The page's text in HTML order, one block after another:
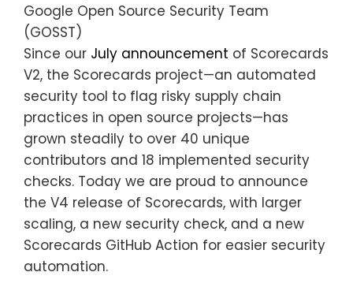
Google Open Source Security Team
(GOSST)
Since our July announcement of Scorecards
V2, the Scorecards project—an automated
security tool to flag risky supply chain
practices in open source projects—has
grown steadily to over 40 unique
contributors and 18 implemented security
checks. Today we are proud to announce
the V4 release of Scorecards, with larger
scaling, a new security check, and a new
Scorecards GitHub Action for easier security
automation.